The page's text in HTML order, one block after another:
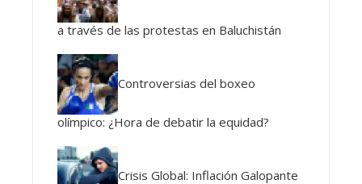
a través de las protestas en Baluchistán
Controversias del boxeo
olímpico: ¿Hora de debatir la equidad?
Crisis Global: Inflación Galopante